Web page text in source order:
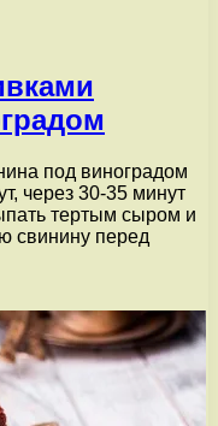
под виноградом
через 30-35 минут
тертым сыром и
свинину перед